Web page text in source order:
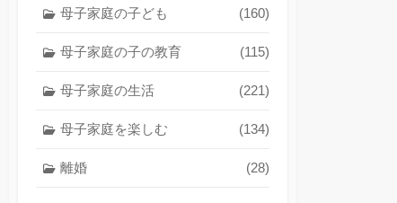
母子家庭の子ども (160)
母子家庭の子の教育 (115)
母子家庭の生活 (221)
母子家庭を楽しむ (134)
離婚 (28)